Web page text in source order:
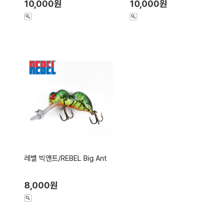
10,000원 10,000원
레벨 빅앤트/REBEL Big Ant
8,000원